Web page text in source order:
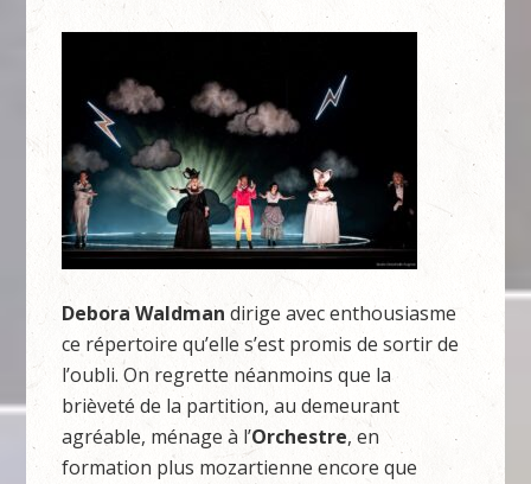
Debora Waldman dirige avec enthousiasme
ce répertoire qu’elle s’est promis de sortir de
l’oubli. On regrette néanmoins que la
brièveté de la partition, au demeurant
agréable, ménage à l’Orchestre, en
formation plus mozartienne encore que